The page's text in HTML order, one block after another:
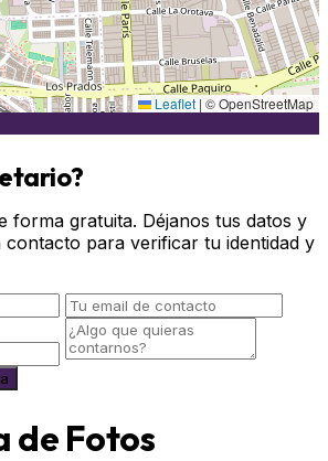
Leaflet | © OpenStreetMap
forma gratuita. Déjanos tus datos y
para verificar tu identidad y
Fotos